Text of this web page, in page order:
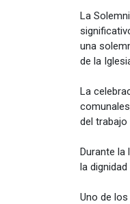
La
una
de la
La
del
Durante la
la
Uno de